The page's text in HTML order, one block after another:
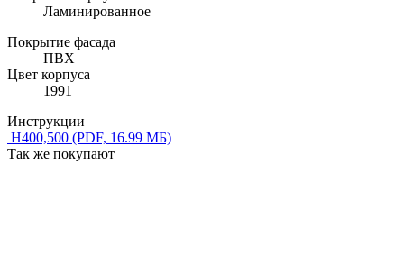
Ламинированное
Покрытие фасада
ПВХ
Цвет корпуса
1991
Инструкции
Н400,500 (PDF, 16.99 МБ)
Так же покупают